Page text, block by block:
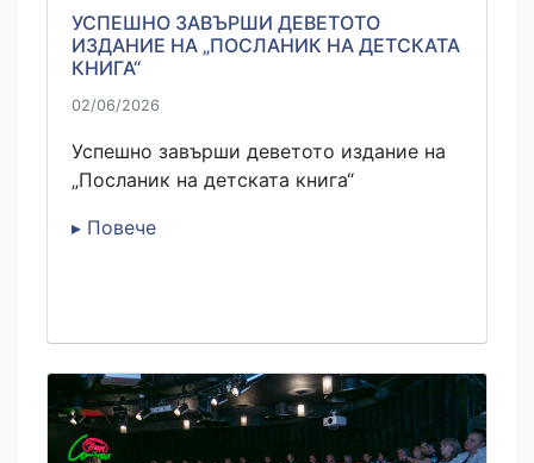
УСПЕШНО ЗАВЪРШИ ДЕВЕТОТО
ИЗДАНИЕ НА „ПОСЛАНИК НА ДЕТСКАТА
КНИГА“
02/06/2026
Успешно завърши деветото издание на
„Посланик на детската книга“
▸ Повече